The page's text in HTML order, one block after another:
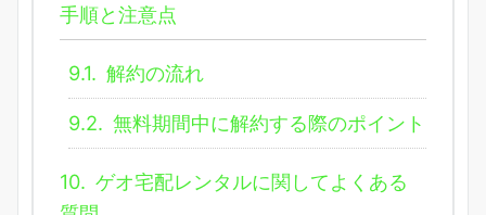
手順と注意点
9.1. 解約の流れ
9.2. 無料期間中に解約する際のポイント
10. ゲオ宅配レンタルに関してよくある